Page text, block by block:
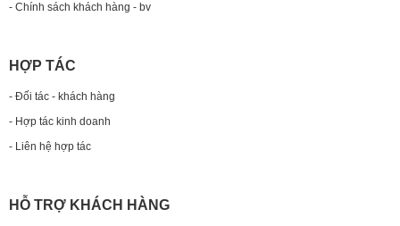
- Chính sách khách hàng - bv
HỢP TÁC
- Đối tác - khách hàng
- Hợp tác kinh doanh
- Liên hệ hợp tác
HỖ TRỢ KHÁCH HÀNG